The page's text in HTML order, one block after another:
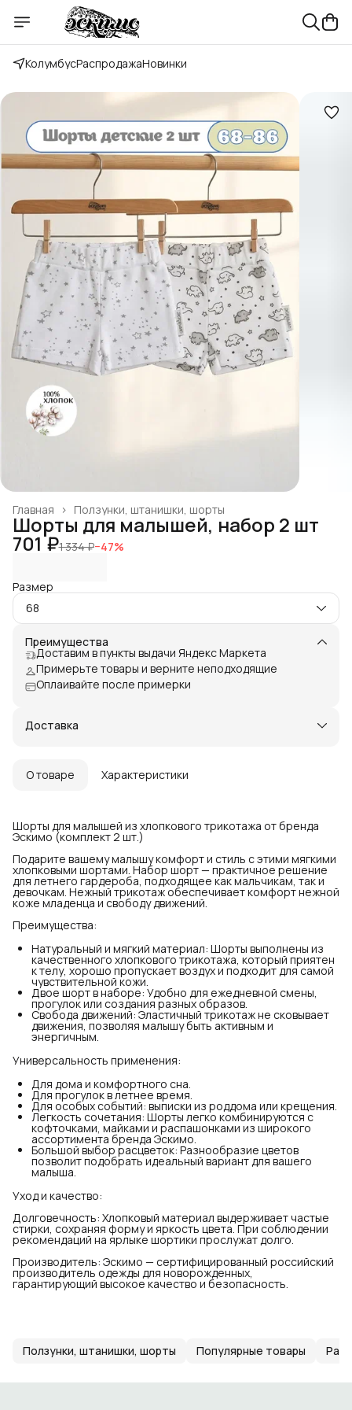
КолумбусРаспродажаНовинки
Ползунки, штанишки, шорты
Главная ›
Шорты для малышей, набор 2 шт
701 ₽1 334 ₽−47%
Размер
68
Преимущества
Доставим в пункты выдачи Яндекс Маркета
Примерьте товары и верните неподходящие
Оплаивайте после примерки
Доставка
О товаре Характеристики
Шорты для малышей из хлопкового трикотажа от бренда
Эскимо (комплект 2 шт.)
Подарите вашему малышу комфорт и стиль с этими мягкими
хлопковыми шортами. Набор шорт — практичное решение
для летнего гардероба, подходящее как мальчикам, так и
девочкам. Нежный трикотаж обеспечивает комфорт нежной
коже младенца и свободу движений.
Преимущества:
Натуральный и мягкий материал: Шорты выполнены из
качественного хлопкового трикотажа, который приятен
к телу, хорошо пропускает воздух и подходит для самой
чувствительной кожи.
Двое шорт в наборе: Удобно для ежедневной смены,
прогулок или создания разных образов.
Свобода движений: Эластичный трикотаж не сковывает
движения, позволяя малышу быть активным и
энергичным.
Универсальность применения:
Для дома и комфортного сна.
Для прогулок в летнее время.
Для особых событий: выписки из роддома или крещения.
Легкость сочетания: Шорты легко комбинируются с
кофточками, майками и распашонками из широкого
ассортимента бренда Эскимо.
Большой выбор расцветок: Разнообразие цветов
позволит подобрать идеальный вариант для вашего
малыша.
Уход и качество:
Долговечность: Хлопковый материал выдерживает частые
стирки, сохраняя форму и яркость цвета. При соблюдении
рекомендаций на ярлыке шортики прослужат долго.
Производитель: Эскимо — сертифицированный российский
производитель одежды для новорожденных,
гарантирующий высокое качество и безопасность.
Ползунки, штанишки, шорты Популярные товары